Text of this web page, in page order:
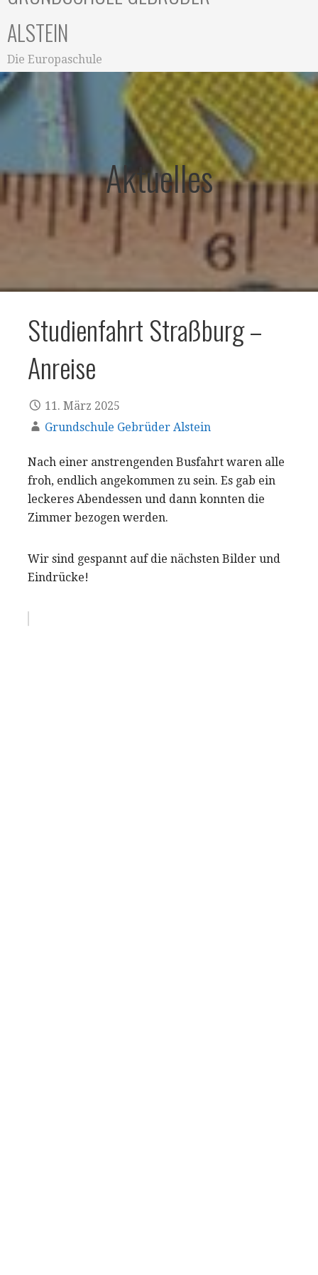
ALSTEIN
Die Europaschule
Aktuelles
Studienfahrt Straßburg –
Anreise
11. März 2025
Grundschule Gebrüder Alstein
Nach einer anstrengenden Busfahrt waren alle
froh, endlich angekommen zu sein. Es gab ein
leckeres Abendessen und dann konnten die
Zimmer bezogen werden.
Wir sind gespannt auf die nächsten Bilder und
Eindrücke!